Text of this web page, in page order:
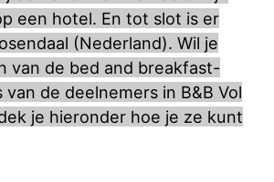
een hotel. En tot slot is er
(Nederland). Wil je
van de bed and breakfast-
de deelnemers in B&B Vol
je hieronder hoe je ze kunt